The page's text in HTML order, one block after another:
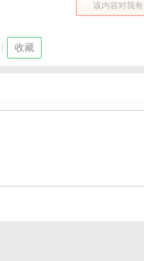
该内容对我
收藏